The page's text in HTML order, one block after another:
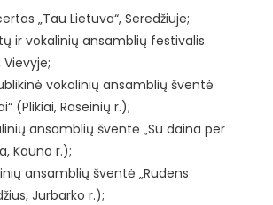
„Tau Lietuva“, Seredžiuje;
ir vokalinių ansamblių festivalis
Vievyje;
vokalinių ansamblių šventė
(Plikiai, Raseinių r.);
ansamblių šventė „Su daina per
Kauno r.);
ansamblių šventė „Rudens
Jurbarko r.);